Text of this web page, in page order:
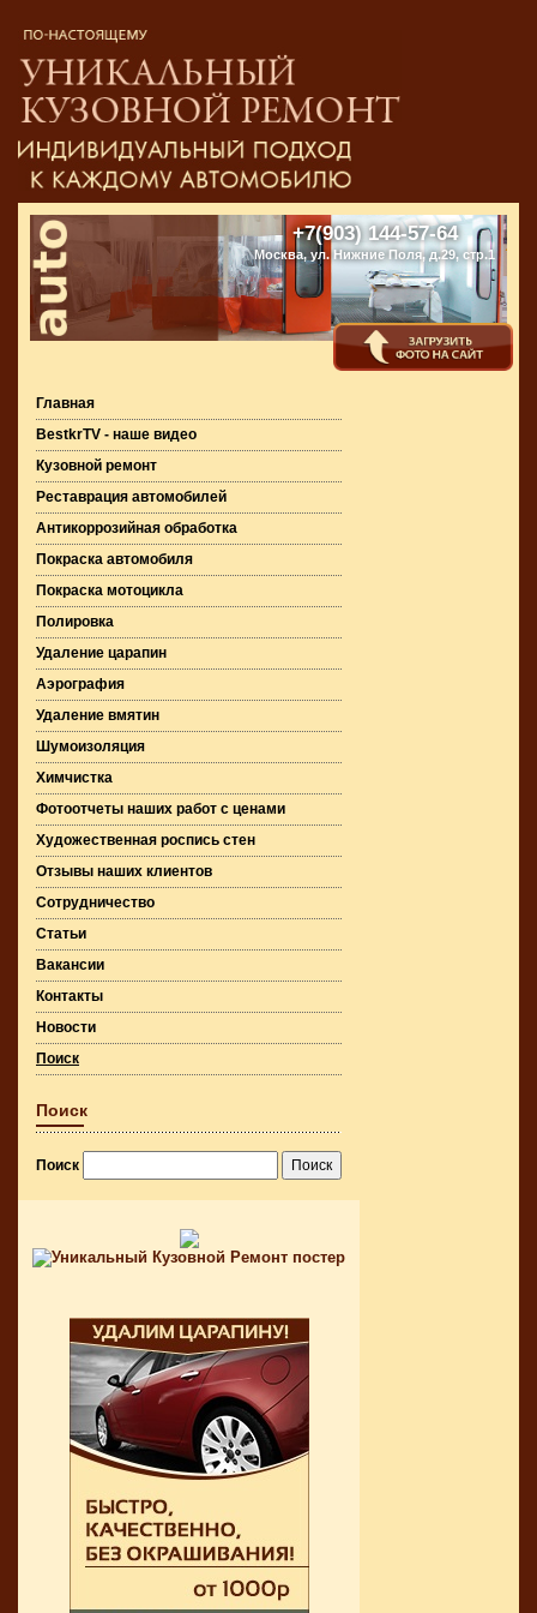
+7(903) 144-57-64
Москва, ул. Нижние Поля, д.29, стр.1
Главная
BestkrTV - наше видео
Кузовной ремонт
Реставрация автомобилей
Антикоррозийная обработка
Покраска автомобиля
Покраска мотоцикла
Полировка
Удаление царапин
Аэрография
Удаление вмятин
Шумоизоляция
Химчистка
Фотоотчеты наших работ с ценами
Художественная роспись стен
Отзывы наших клиентов
Сотрудничество
Статьи
Вакансии
Контакты
Новости
Поиск
Поиск
Поиск